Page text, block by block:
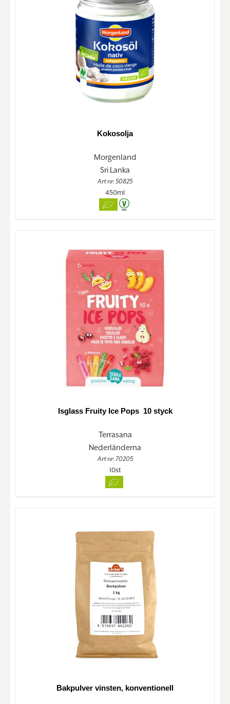
Kokosolja
Morgenland
Sri Lanka
Art nr. 50825
450ml
Isglass Fruity Ice Pops 10 styck
Terrasana
Nederländerna
Art nr. 70205
10st
Bakpulver vinsten, konventionell